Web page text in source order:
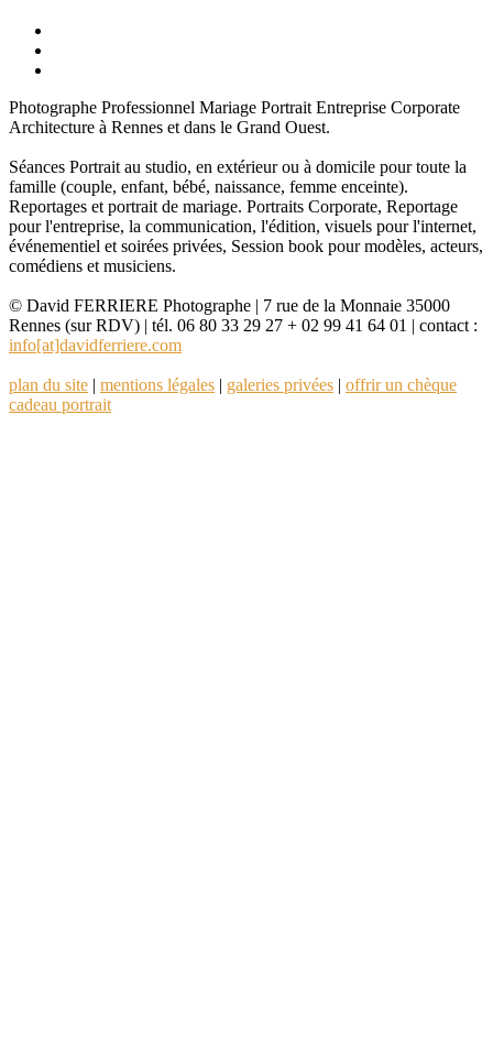
Photographe Professionnel Mariage Portrait Entreprise Corporate
Architecture à Rennes et dans le Grand Ouest.
Séances Portrait au studio, en extérieur ou à domicile pour toute la
famille (couple, enfant, bébé, naissance, femme enceinte).
Reportages et portrait de mariage. Portraits Corporate, Reportage
pour l'entreprise, la communication, l'édition, visuels pour l'internet,
événementiel et soirées privées, Session book pour modèles, acteurs,
comédiens et musiciens.
© David FERRIERE Photographe | 7 rue de la Monnaie 35000
Rennes (sur RDV) | tél. 06 80 33 29 27 + 02 99 41 64 01 | contact :
info[at]davidferriere.com
plan du site | mentions légales | galeries privées | offrir un chèque
cadeau portrait